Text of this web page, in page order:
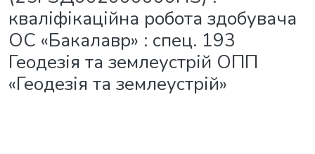
кваліфікаційна робота здобувача
ОС «Бакалавр» : спец. 193
Геодезія та землеустрій ОПП
«Геодезія та землеустрій»